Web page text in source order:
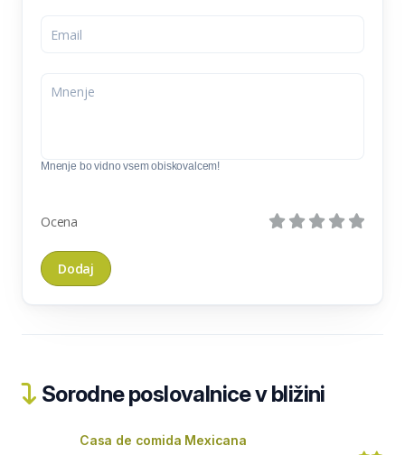
Mnenje bo vidno vsem obiskovalcem!
Ocena
Sorodne poslovalnice v bližini
Casa de comida Mexicana